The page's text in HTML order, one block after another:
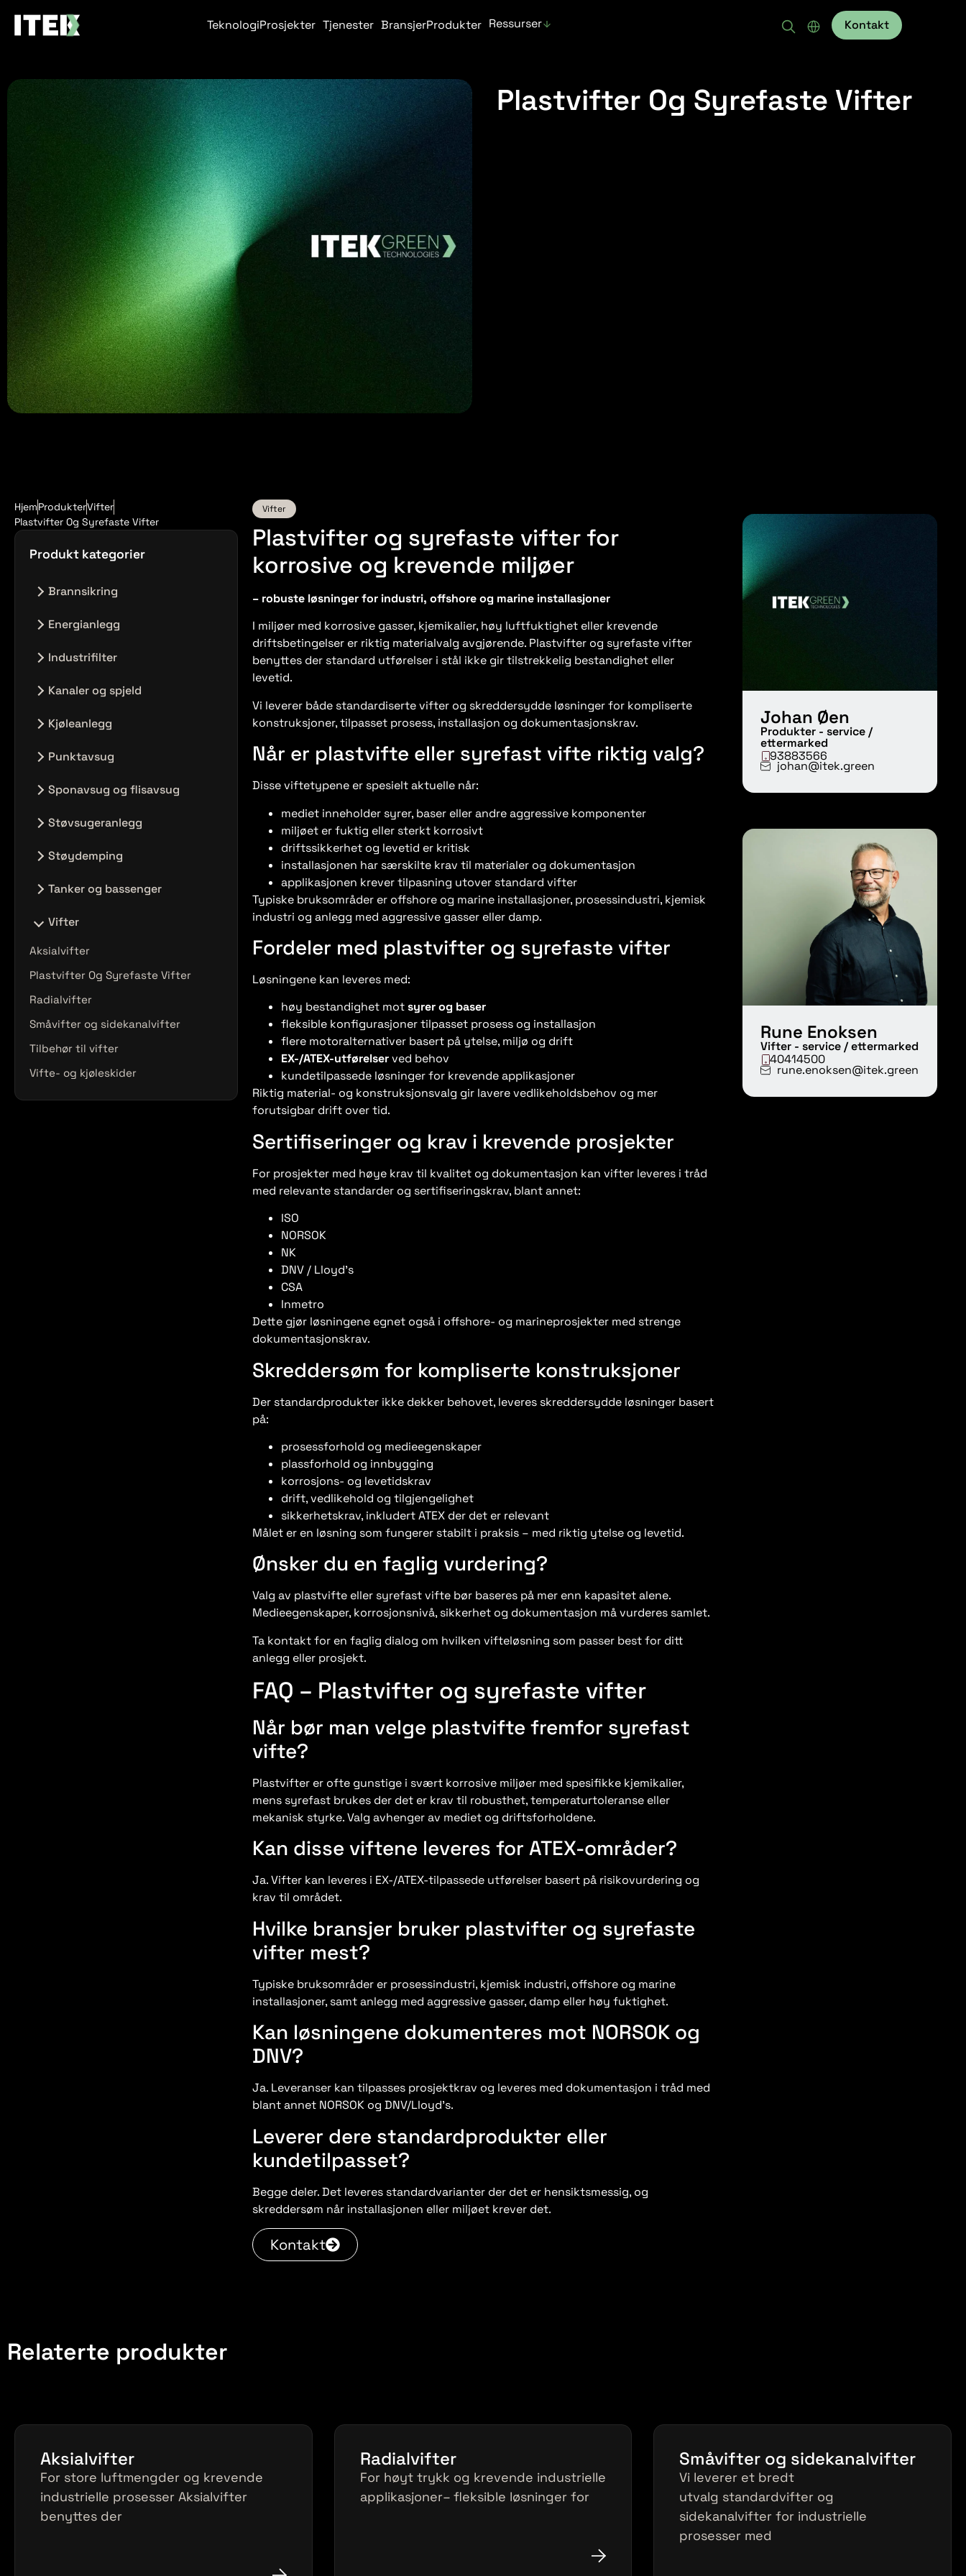
TeknologiProsjekter Tjenester BransjerProdukter Ressurser Kontakt
Plastvifter Og Syrefaste Vifter
HjemProdukterVifter
Plastvifter Og Syrefaste Vifter
Produkt kategorier
Brannsikring
Brannsikring
Energianlegg
Energisentral for bygg og industri
Industrifilter
Oljetåkeavskiller og andre filtre
Posefilter
Kanaler og spjeld
Jethetter
Spjeld Og Utstyr
Stålkanaler
Kjøleanlegg
Kjøleanlegg
Punktavsug
Eksosavsug
Sveiseavsug
Sponavsug og flisavsug
Sponavsug for industri og
Sponavsug til skoler
Støvsugeranlegg
Støvsugeanlegg til komfort
Støydemping
Støydemping
Tanker og bassenger
Brannvannstanker
drikkfevannstanker
Kjemikalietanker og spesialtanker
Vifter
Aksialvifter
Plastvifter Og Syrefaste Vifter
Radialvifter
Småvifter og sidekanalvifter
Tilbehør til vifter
Vifte- og kjøleskider
Vifter
Plastvifter og syrefaste vifter for
korrosive og krevende miljøer
– robuste løsninger for industri, offshore og marine installasjoner
I miljøer med korrosive gasser, kjemikalier, høy luftfuktighet eller krevende
driftsbetingelser er riktig materialvalg avgjørende. Plastvifter og syrefaste vifter
benyttes der standard utførelser i stål ikke gir tilstrekkelig bestandighet eller
levetid.
Vi leverer både standardiserte vifter og skreddersydde løsninger for kompliserte
konstruksjoner, tilpasset prosess, installasjon og dokumentasjonskrav.
Når er plastvifte eller syrefast vifte riktig valg?
Disse viftetypene er spesielt aktuelle når:
mediet inneholder syrer, baser eller andre aggressive komponenter
miljøet er fuktig eller sterkt korrosivt
driftssikkerhet og levetid er kritisk
installasjonen har særskilte krav til materialer og dokumentasjon
applikasjonen krever tilpasning utover standard vifter
Typiske bruksområder er offshore og marine installasjoner, prosessindustri, kjemisk
industri og anlegg med aggressive gasser eller damp.
Fordeler med plastvifter og syrefaste vifter
Løsningene kan leveres med:
høy bestandighet motsyrer og baser
fleksible konfigurasjoner tilpasset prosess og installasjon
flere motoralternativer basert på ytelse, miljø og drift
EX-/ATEX-utførelserved behov
kundetilpassede løsninger for krevende applikasjoner
Riktig material- og konstruksjonsvalg gir lavere vedlikeholdsbehov og mer
forutsigbar drift over tid.
Sertifiseringer og krav i krevende prosjekter
For prosjekter med høye krav til kvalitet og dokumentasjon kan vifter leveres i tråd
med relevante standarder og sertifiseringskrav, blant annet:
ISO
NORSOK
NK
DNV / Lloyd’s
CSA
Inmetro
Dette gjør løsningene egnet også i offshore- og marineprosjekter med strenge
dokumentasjonskrav.
Skreddersøm for kompliserte konstruksjoner
Der standardprodukter ikke dekker behovet, leveres skreddersydde løsninger basert
på:
prosessforhold og medieegenskaper
plassforhold og innbygging
korrosjons- og levetidskrav
drift, vedlikehold og tilgjengelighet
sikkerhetskrav, inkludert ATEX der det er relevant
Målet er en løsning som fungerer stabilt i praksis – med riktig ytelse og levetid.
Ønsker du en faglig vurdering?
Valg av plastvifte eller syrefast vifte bør baseres på mer enn kapasitet alene.
Medieegenskaper, korrosjonsnivå, sikkerhet og dokumentasjon må vurderes samlet.
Ta kontakt for en faglig dialog om hvilken vifteløsning som passer best for ditt
anlegg eller prosjekt.
FAQ – Plastvifter og syrefaste vifter
Når bør man velge plastvifte fremfor syrefast
vifte?
Plastvifter er ofte gunstige i svært korrosive miljøer med spesifikke kjemikalier,
mens syrefast brukes der det er krav til robusthet, temperaturtoleranse eller
mekanisk styrke. Valg avhenger av mediet og driftsforholdene.
Kan disse viftene leveres for ATEX-områder?
Ja. Vifter kan leveres i EX-/ATEX-tilpassede utførelser basert på risikovurdering og
krav til området.
Hvilke bransjer bruker plastvifter og syrefaste
vifter mest?
Typiske bruksområder er prosessindustri, kjemisk industri, offshore og marine
installasjoner, samt anlegg med aggressive gasser, damp eller høy fuktighet.
Kan løsningene dokumenteres mot NORSOK og
DNV?
Ja. Leveranser kan tilpasses prosjektkrav og leveres med dokumentasjon i tråd med
blant annet NORSOK og DNV/Lloyd’s.
Leverer dere standardprodukter eller
kundetilpasset?
Begge deler. Det leveres standardvarianter der det er hensiktsmessig, og
skreddersøm når installasjonen eller miljøet krever det.
Kontakt
Johan Øen
Produkter - service /
ettermarked
93883566
johan@itek.green
Rune Enoksen
Vifter - service / ettermarked
40414500
rune.enoksen@itek.green
Relaterte produkter
Aksialvifter
For store luftmengder og krevende
industrielle prosesser Aksialvifter
benyttes der
Radialvifter
For høyt trykk og krevende industrielle
applikasjoner– fleksible løsninger for
Småvifter og sidekanalvifter
Vi leverer et bredt
utvalg standardvifter og
sidekanalvifter for industrielle
prosesser med